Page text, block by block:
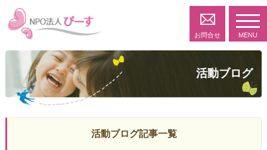
お問合せ MENU
活動ブログ
活動ブログ記事一覧